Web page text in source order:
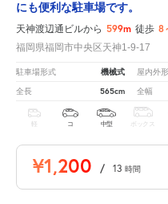
にも便利な駐車場です。
天神渡辺通ビルから 599m 徒歩 8
福岡県福岡市中央区天神1-9-17
駐車場形式 機械式 屋内外
全長 565cm 全幅
軽 コ 中型 ボックス
¥1,200 / 13 時間